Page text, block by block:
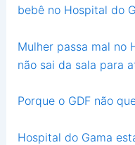
bebê no Hospital do
Mulher passa mal no
não sai da sala para
Porque o GDF não
Hospital do Gama